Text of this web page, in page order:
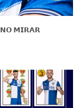
𝗠𝗜𝗥𝗔𝗥